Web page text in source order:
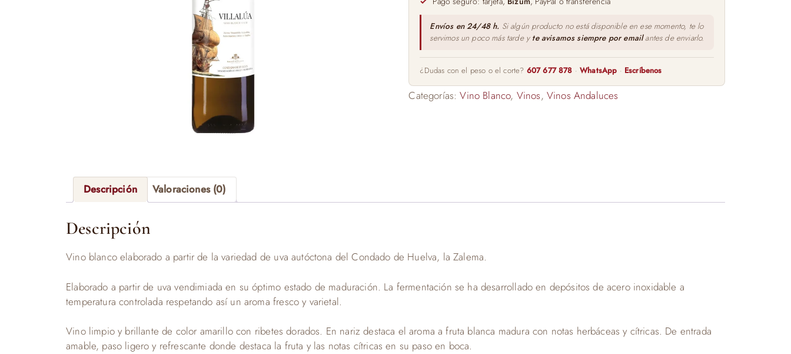
Envíos en 24/48 h. Si algún producto no está disponible en ese momento, te lo
servimos un poco más tarde y te avisamos siempre por emailantes de enviarlo.
¿Dudas con el peso o el corte? 607 677 878 ·WhatsApp · Escríbenos
Categorías:Vino Blanco, Vinos, Vinos Andaluces
Descripción Valoraciones (0)
Descripción
Vino blanco elaborado a partir de la variedad de uva autóctona del Condado de Huelva, la Zalema.
Elaborado a partir de uva vendimiada en su óptimo estado de maduración. La fermentación se ha desarrollado en depósitos de acero inoxidable a
temperatura controlada respetando así un aroma fresco y varietal.
Vino limpio y brillante de color amarillo con ribetes dorados. En nariz destaca el aroma a fruta blanca madura con notas herbáceas y cítricas. De entrada
amable, paso ligero y refrescante donde destaca la fruta y las notas cítricas en su paso en boca.